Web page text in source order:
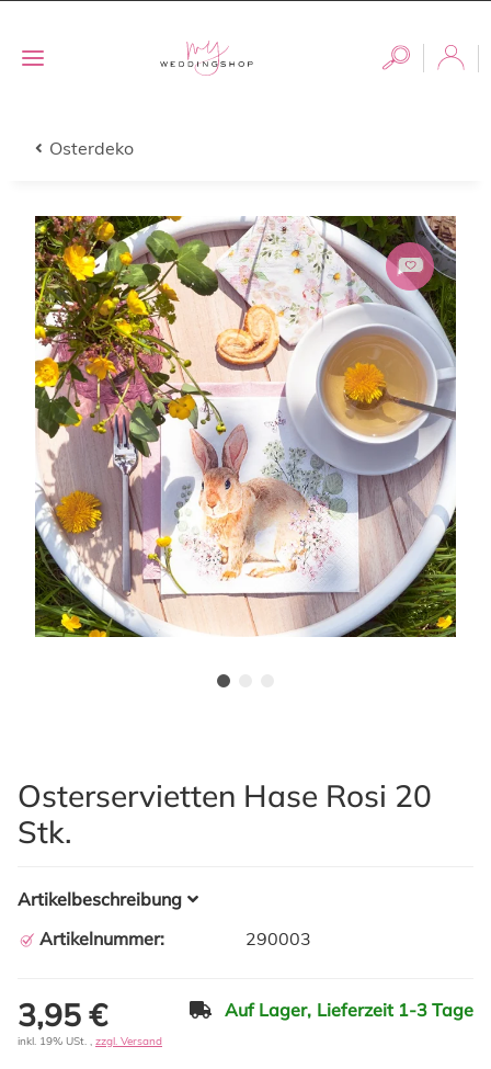
Osterdeko
Osterservietten Hase Rosi 20
Stk.
Artikelbeschreibung
Artikelnummer:
290003
3,95 € Auf Lager, Lieferzeit 1-3 Tage
inkl. 19% USt. , zzgl. Versand